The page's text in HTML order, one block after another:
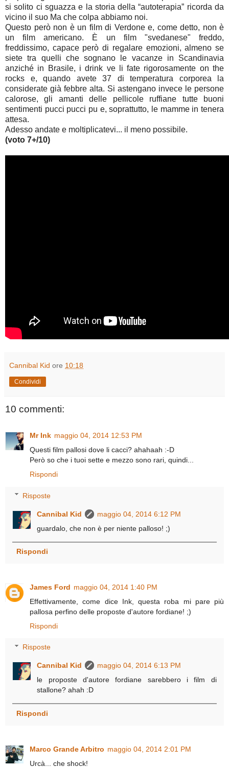
si solito ci sguazza e la storia della “autoterapia” ricorda da
vicino il suo Ma che colpa abbiamo noi.
Questo però non è un film di Verdone e, come detto, non è
un film americano. È un film "svedanese" freddo,
freddissimo, capace però di regalare emozioni, almeno se
siete tra quelli che sognano le vacanze in Scandinavia
anziché in Brasile, i drink ve li fate rigorosamente on the
rocks e, quando avete 37 di temperatura corporea la
considerate già febbre alta. Si astengano invece le persone
calorose, gli amanti delle pellicole ruffiane tutte buoni
sentimenti pucci pucci pu e, soprattutto, le mamme in tenera
attesa.
Adesso andate e moltiplicatevi... il meno possibile.
(voto 7+/10)
Cannibal Kid ore 10:18
Condividi
10 commenti:
Mr Ink maggio 04, 2014 12:53 PM
Questi film pallosi dove li cacci? ahahaah :-D
Però so che i tuoi sette e mezzo sono rari, quindi...
Rispondi
Risposte
Cannibal Kid
maggio 04, 2014 6:12 PM
guardalo, che non è per niente palloso! ;)
Rispondi
James Ford maggio 04, 2014 1:40 PM
Effettivamente, come dice Ink, questa roba mi pare più
pallosa perfino delle proposte d'autore fordiane! ;)
Rispondi
Risposte
Cannibal Kid
maggio 04, 2014 6:13 PM
le proposte d'autore fordiane sarebbero i film di
stallone? ahah :D
Rispondi
Marco Grande Arbitro maggio 04, 2014 2:01 PM
Urcà... che shock!